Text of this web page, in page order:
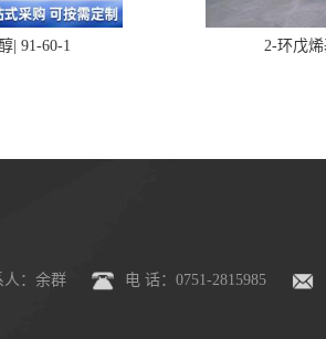
| 91-60-1 2-环戊
人：余群 电 话：0751-2815985